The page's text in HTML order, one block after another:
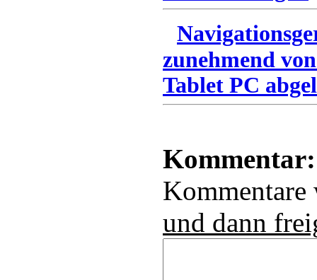
zunehmend
Tablet PC
Kommentar:
und dann